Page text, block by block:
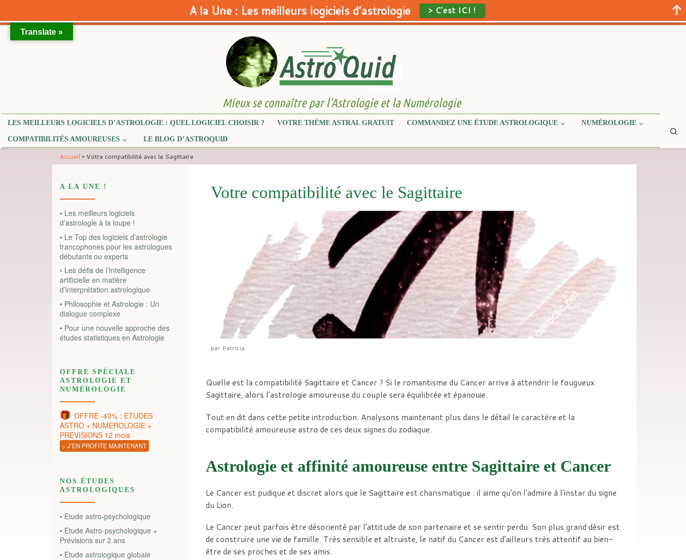
Skip to content
Mieux se connaître par l'Astrologie et la Numérologie
LES MEILLEURS LOGICIELS D’ASTROLOGIE : QUEL LOGICIEL CHOISIR ? VOTRE THÈME ASTRAL GRATUIT COMMANDEZ UNE ÉTUDE ASTROLOGIQUE
NUMÉROLOGIE
COMPATIBILITÉS AMOUREUSES
LE BLOG D’ASTROQUID
Accueil » Votre compatibilité avec le Sagittaire
Votre compatibilité avec le Sagittaire
par Patricia
Quelle est la compatibilité Sagittaire et Cancer ? Si le romantisme du Cancer arrive à attendrir le fougueux
Sagittaire, alors l’astrologie amoureuse du couple sera équilibrée et épanouie.
Tout en dit dans cette petite introduction. Analysons maintenant plus dans le détail le caractère et la
compatibilité amoureuse astro de ces deux signes du zodiaque.
Astrologie et affinité amoureuse entre Sagittaire et Cancer
Le Cancer est pudique et discret alors que le Sagittaire est charismatique : il aime qu’on l’admire à l’instar du signe
du Lion.
Le Cancer peut parfois être désorienté par l’attitude de son partenaire et se sentir perdu. Son plus grand désir est
de construire une vie de famille. Très sensible et altruiste, le natif du Cancer est d’ailleurs très attentif au bien-
être de ses proches et de ses amis.
A LA UNE !
• Les meilleurs logiciels
d’astrologie à la loupe !
• Le Top des logiciels d’astrologie
francophones pour les astrologues
débutants ou experts
• Les défis de l’Intelligence
artificielle en matière
d’interprétation astrologique
• Philosophie et Astrologie : Un
dialogue complexe
• Pour une nouvelle approche des
études statistiques en Astrologie
OFFRE SPÉCIALE
ASTROLOGIE ET
NUMÉROLOGIE
OFFRE -40% : ETUDES
ASTRO + NUMEROLOGIE +
PREVISIONS 12 mois
> J’EN PROFITE MAINTENANT
NOS ÉTUDES
ASTROLOGIQUES
• Etude astro-psychologique
• Etude Astro-psychologique +
Prévisions sur 2 ans
• Etude astrologique globale
Translate »
A la Une : Les meilleurs logiciels d’astrologie > C'est ICI !